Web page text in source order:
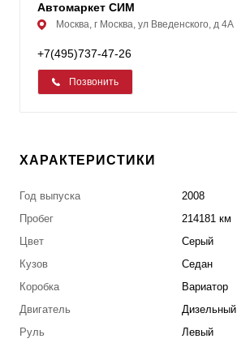
Автомаркет СИМ
Москва, г Москва, ул Введенского, д 4А
+7(495)737-47-26
Позвонить
ХАРАКТЕРИСТИКИ
Год выпуска
2008
Пробег
214181 км
Цвет
Серый
Кузов
Седан
Коробка
Вариатор
Двигатель
Дизельный
Руль
Левый